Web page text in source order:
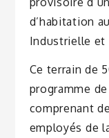
d’habitation
Industrielle et
Ce terrain de
programme
comprenant
employés de